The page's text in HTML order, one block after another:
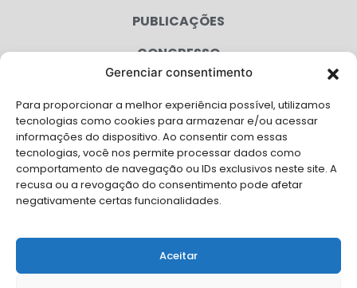
Gerenciar consentimento
Para proporcionar a melhor experiência possível, utilizamos
tecnologias como cookies para armazenar e/ou acessar
informações do dispositivo. Ao consentir com essas
tecnologias, você nos permite processar dados como
comportamento de navegação ou IDs exclusivos neste site. A
recusa ou a revogação do consentimento pode afetar
negativamente certas funcionalidades.
Aceitar
PUBLICAÇÕES
CONGRESSO
CAMPANHAS
SERVIÇOS
FILIADAS
FALE CONOSCO
Solicite Apoio Institucional da AMB para o seu evento